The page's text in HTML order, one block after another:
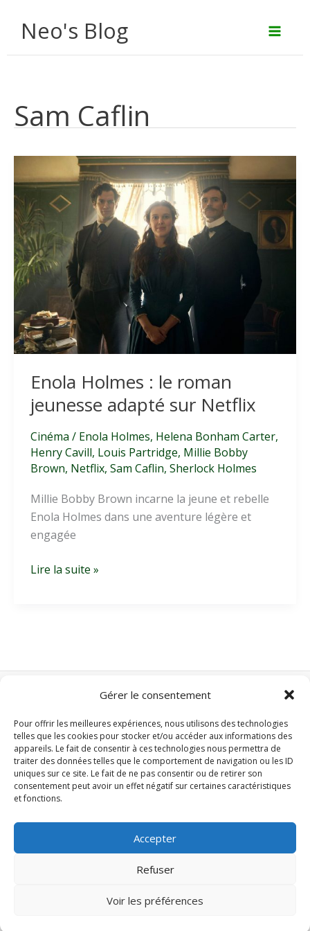
Gérer le consentement
Pour offrir les meilleures expériences, nous utilisons des technologies
telles que les cookies pour stocker et/ou accéder aux informations des
appareils. Le fait de consentir à ces technologies nous permettra de
traiter des données telles que le comportement de navigation ou les ID
uniques sur ce site. Le fait de ne pas consentir ou de retirer son
consentement peut avoir un effet négatif sur certaines caractéristiques
et fonctions.
Accepter
Refuser
Voir les préférences
Neo's Blog
Sam Caflin
Enola Holmes : le roman
jeunesse adapté sur Netflix
Cinéma / Enola Holmes, Helena Bonham Carter,
Henry Cavill, Louis Partridge, Millie Bobby
Brown, Netflix, Sam Caflin, Sherlock Holmes
Millie Bobby Brown incarne la jeune et rebelle
Enola Holmes dans une aventure légère et
engagée
Enola
Lire la suite »
Domotique Z-Wave
Domotique Zigbee
Clim-mobile.xyz
Séries TV
Cinéma
Musique